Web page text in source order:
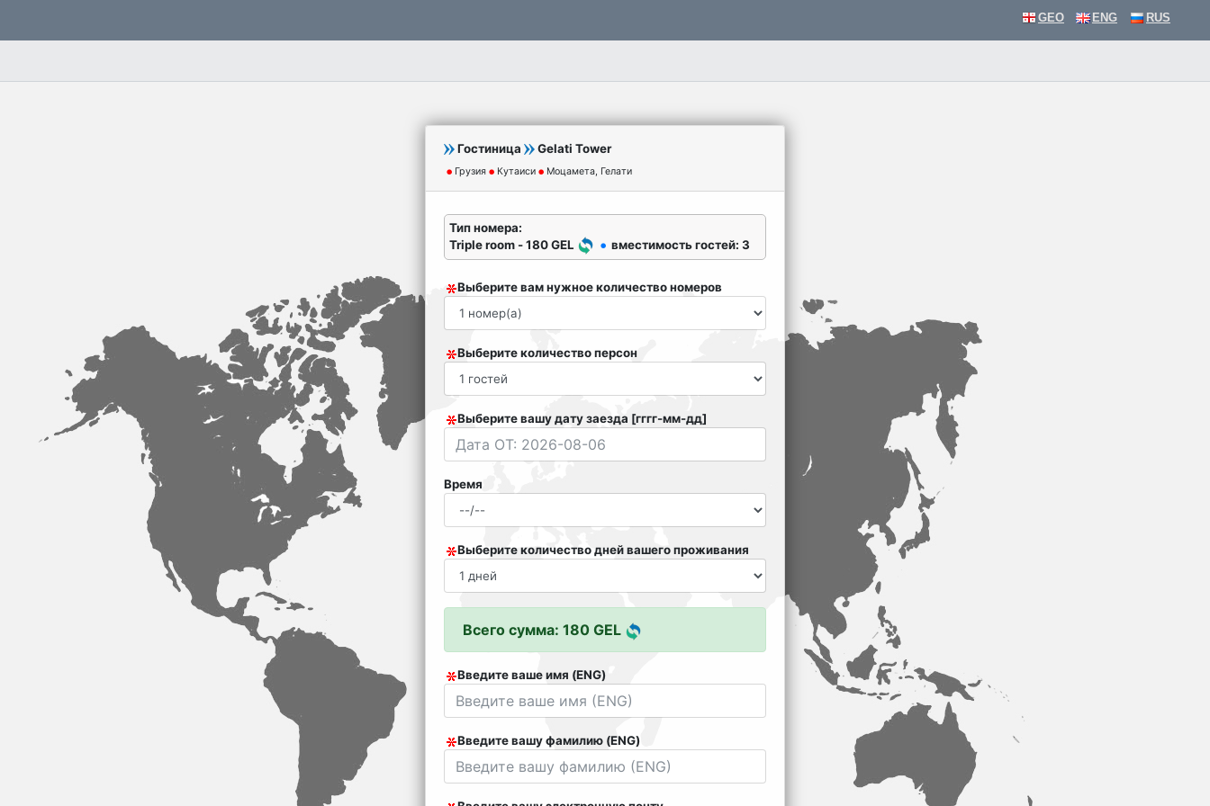
GEO ENG RUS
Гостиница Gelati Tower
Грузия Кутаиси Моцамета, Гелати
Тип номера:
Triple room - 180 GEL
вместимость гостей: 3
Выберите вам нужное количество номеров
Выберите количество персон
Выберите вашу дату заезда [гггг-мм-дд]
Время
Выберите количество дней вашего проживания
Всего сумма: 180 GEL
Введите ваше имя (ENG)
Введите вашу фамилию (ENG)